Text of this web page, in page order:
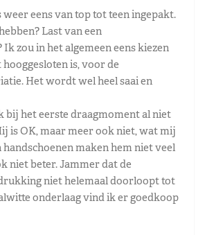
eens van top tot teen ingepakt.
Last van een
zou in het algemeen eens kiezen
is, voor de
Het wordt wel heel saai en
bij het eerste draagmoment al niet
is OK, maar meer ook niet, wat mij
maken hem niet veel
niet beter. Jammer dat de
niet helemaal doorloopt tot
onderlaag vind ik er goedkoop